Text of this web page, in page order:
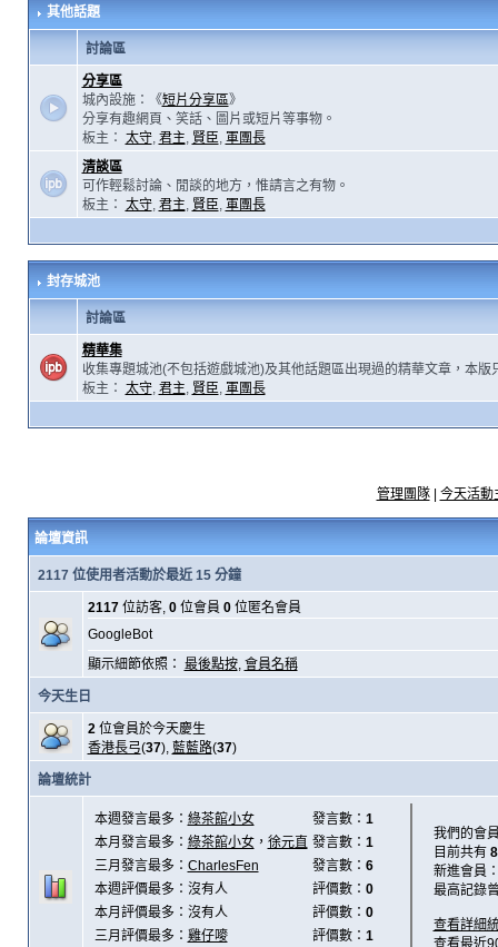
其他話題
討論區
分享區
城內設施：《短片分享區》
分享有趣網頁、笑話、圖片或短片等事物。
板主： 太守, 君主, 賢臣, 軍團長
清談區
可作輕鬆討論、閒談的地方，惟請言之有物。
板主： 太守, 君主, 賢臣, 軍團長
封存城池
討論區
精華集
收集專題城池(不包括遊戲城池)及其他話題區出現過的精華文章，本版
板主： 太守, 君主, 賢臣, 軍團長
管理團隊| 今天活動
論壇資訊
2117 位使用者活動於最近 15 分鐘
2117位訪客, 0位會員 0位匿名會員
GoogleBot
顯示細節依照： 最後點按, 會員名稱
今天生日
2位會員於今天慶生
香港長弓(37), 藍藍路(37)
論壇統計
本週發言最多： 綠茶館小女 發言數： 1
本月發言最多： 綠茶館小女， 徐元直 發言數： 1
三月發言最多： CharlesFen 發言數： 6
本週評價最多：沒有人
評價數： 0
本月評價最多：沒有人
評價數： 0
三月評價最多： 雞仔嘜 評價數： 1
我們的會
目前共有
新進會員
最高記錄
查看詳細
查看最近